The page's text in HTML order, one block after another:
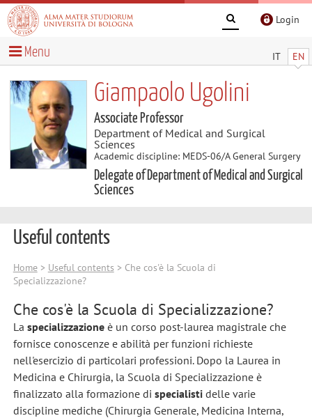
Login
IT EN
Menu
Giampaolo Ugolini
Associate Professor
Department of Medical and Surgical
Sciences
Academic discipline: MEDS-06/A General Surgery
Delegate of Department of Medical and Surgical
Sciences
Useful contents
Home> Useful contents > Che cos'è la Scuola di
Specializzazione?
Che cos'è la Scuola di Specializzazione?
La specializzazione è un corso post-laurea magistrale che
fornisce conoscenze e abilità per funzioni richieste
nell'esercizio di particolari professioni. Dopo la Laurea in
Medicina e Chirurgia, la Scuola di Specializzazione è
finalizzato alla formazione di specialisti delle varie
discipline mediche (Chirurgia Generale, Medicina Interna,